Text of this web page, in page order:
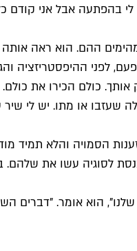
אבל אני קודם
עוד מהימים ההם. הוא
לפני ההיפסטריזציה
כולם הכירו את
שעזבו או מתו. יש לי
הסמויה והלא תמיד
לסוגיה עשו את שלהם.
הוא אומר.